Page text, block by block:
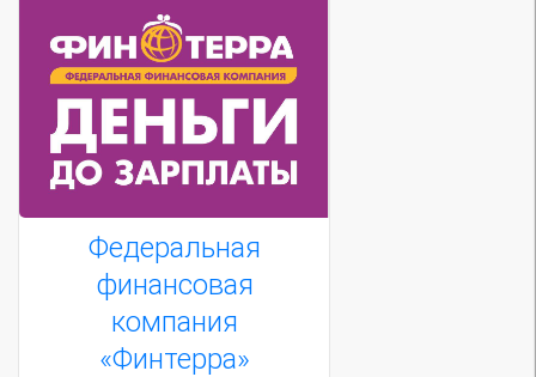
Федеральная
финансовая
компания
«Финтерра»